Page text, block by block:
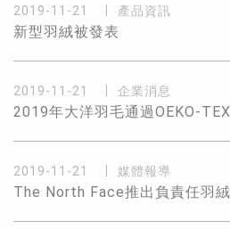
2019-11-21 產品資訊
新型羽絨被發表
2019-11-21 企業消息
2019年大洋羽毛通過OEKO-
2019-11-21 媒體報導
The North Face推出負責任羽